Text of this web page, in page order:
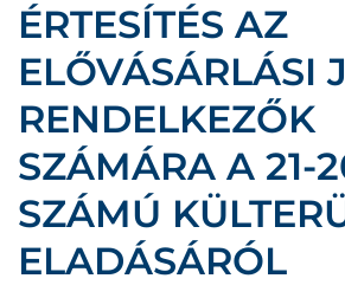
ÉRTESÍTÉS AZ
ELŐVÁSÁRLÁSI
RENDELKEZŐK
SZÁMÁRA A 21-
SZÁMÚ
ELADÁSÁRÓL